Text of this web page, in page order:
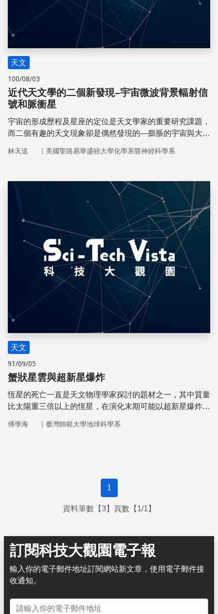
天文
100/08/03
近代天文學的二個新發現–宇宙微波背景輻射信
號和脈衝星
宇宙的形成歷程及星座的定位是天文學家的重要研究課題，
而二個有趣的天文現象卻是偶然發現的—膨脹的宇宙與大爆
林天送 ｜ 美國聖路易華盛頓大學化學系暨神經科學系
儲存
天文
91/09/05
蟹狀星雲與超新星爆炸
恆星的死亡一直是天文物理學家探討的題材之一，其中質量
比太陽重三倍以上的恆星，在演化末期可能以超新星爆炸的
星。
傅學海 ｜ 臺灣師範大學地球科學系
1
資料筆數【3】頁數【1/1】
訂閱科技大觀園電子報
輸入你的電子郵件地址訂閱網站新文章，使用電子郵件接
收通知。
電子郵件地址